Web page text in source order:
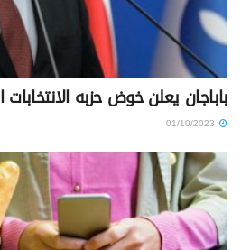
باباجان يعلن خوض حزبه